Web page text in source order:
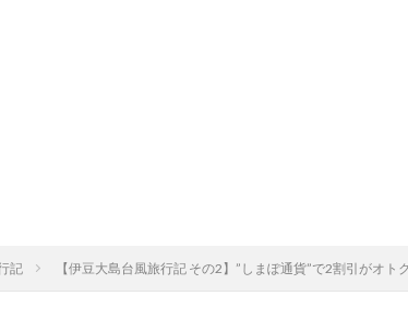
記 【伊豆大島台風旅行記 その2】”しまぽ通貨”で2割引がオ